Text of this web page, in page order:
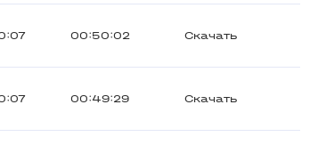
00:50:02 Скачать
00:49:29 Скачать